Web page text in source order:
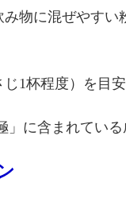
み物に混ぜやす
じ1杯程度）を目
」に含まれている